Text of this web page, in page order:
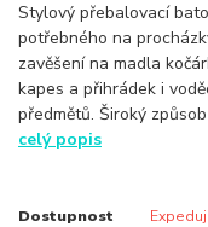
Stylový přebalovací
potřebného na
zavěšení na madla
kapes a přihrádek i
předmětů. Široký
celý popis
Dostupnost